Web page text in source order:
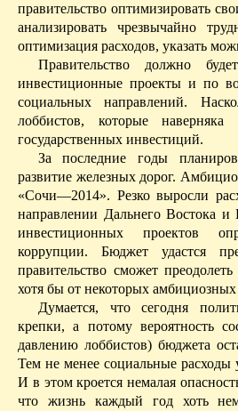
правительство оптимизировать
анализировать чрезвычайно
оптимизация расходов, указать
Правительство должно
инвестиционные проекты и по
социальных направлений.
лоббистов, которые наверняка
государственных инвестиций.
За последние годы
развитие железных дорог.
«Сочи—2014». Резко выросли
направлении Дальнего Востока
инвестиционных проектов
коррупции. Бюджет удастся
правительство сможет
хотя бы от некоторых амбициозных
Думается, что сегодня
крепки, а потому вероятность
давлению лоббистов) бюджета
Тем не менеесоциальные расходы
И в этом кроется немалая
что жизнь каждый год хоть